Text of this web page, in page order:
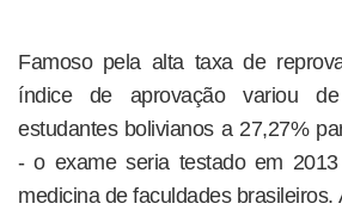
Famoso pela alta taxa de
índice de aprovação variou
estudantes bolivianos a 27,27%
- o exame seria testado em
medicina de faculdades brasileiros.